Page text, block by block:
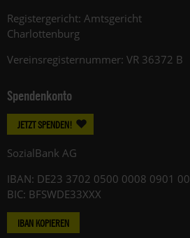
Registergericht: Amtsgericht
Charlottenburg
Vereinsregisternummer: VR 36372 B
Spendenkonto
JETZT SPENDEN!
SozialBank AG
IBAN: DE23 3702 0500 0008 0901 00
BIC: BFSWDE33XXX
IBAN KOPIEREN